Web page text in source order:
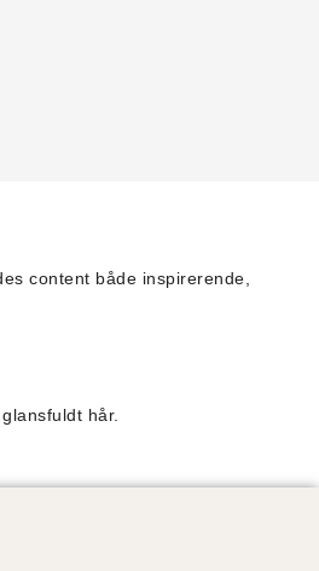
content både inspirerende,
hår.